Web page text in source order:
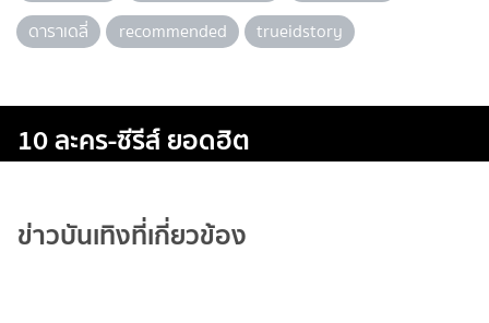
ดาราเดลี่
recommended trueidstory
10 ละคร-ซีรีส์ ยอดฮิต
ข่าวบันเทิงที่เกี่ยวข้อง